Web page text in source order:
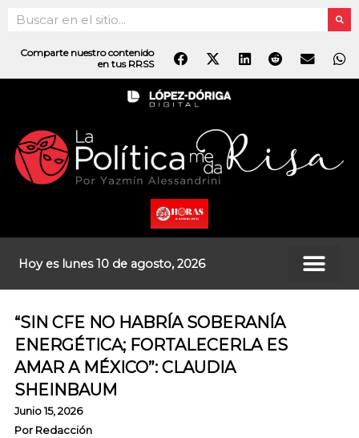
contenido
Search
Comparte nuestro contenido
en tus RRSS
Hoy es lunes 10 de agosto, 2026
“SIN CFE NO HABRÍA SOBERANÍA
ENERGÉTICA; FORTALECERLA ES
AMAR A MÉXICO”: CLAUDIA
SHEINBAUM
Junio 15, 2026
Por Redacción